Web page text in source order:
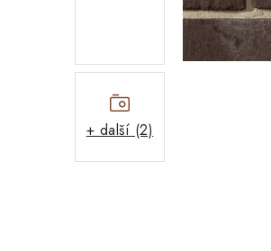
+ další (2)